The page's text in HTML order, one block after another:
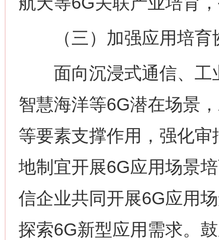
（三）加强应用培育
面向沉浸式通信、工
智慧海洋等6G潜在场景
等要素支撑作用，强化
地制宜开展6G应用场景
信企业共同开展6G应用
探索6G新型应用需求。